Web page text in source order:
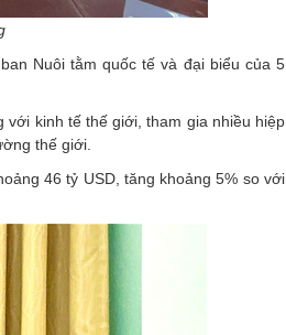
Nuôi tằm quốc tế và đại biểu của 5
với kinh tế thế giới, tham gia nhiều hiệp
thế giới.
46 tỷ USD, tăng khoảng 5% so với